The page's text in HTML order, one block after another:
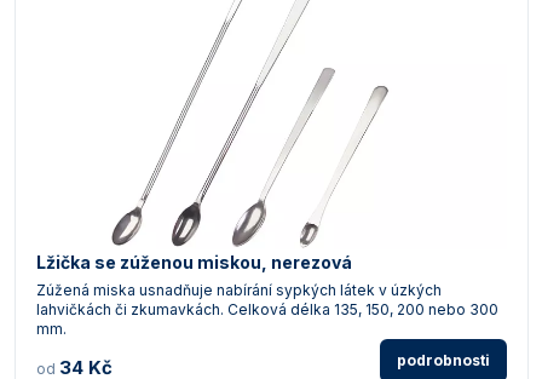
Lžička se zúženou miskou, nerezová
Zúžená miska usnadňuje nabírání sypkých látek v úzkých
lahvičkách či zkumavkách. Celková délka 135, 150, 200 nebo 300
mm.
od 34 Kč podrobnosti